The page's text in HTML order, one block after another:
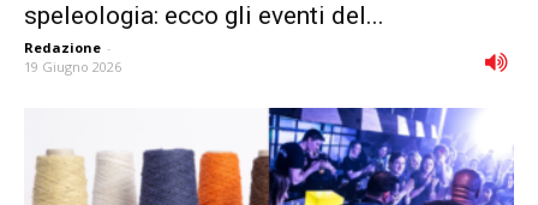
speleologia: ecco gli eventi del...
Redazione -
19 Giugno 2026